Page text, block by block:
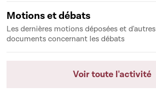
Motions et débats
Les dernières motions déposées et d'autres
documents concernant les débats
Voir toute l'activité